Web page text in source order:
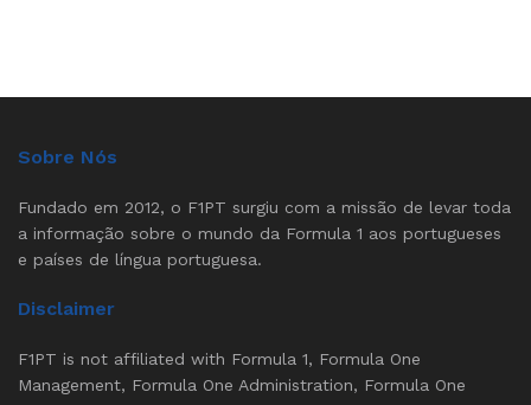
Sobre Nós
Fundado em 2012, o F1PT surgiu com a missão de levar toda
a informação sobre o mundo da Formula 1 aos portugueses
e países de língua portuguesa.
Disclaimer
F1PT is not affiliated with Formula 1, Formula One
Management, Formula One Administration, Formula One